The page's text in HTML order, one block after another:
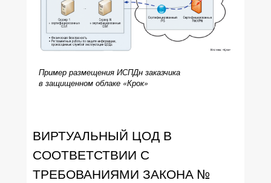
Пример размещения ИСПДн заказчика
в защищенном облаке «Крок»
ВИРТУАЛЬНЫЙ ЦОД В
СООТВЕТСТВИИ С
ТРЕБОВАНИЯМИ ЗАКОНА №